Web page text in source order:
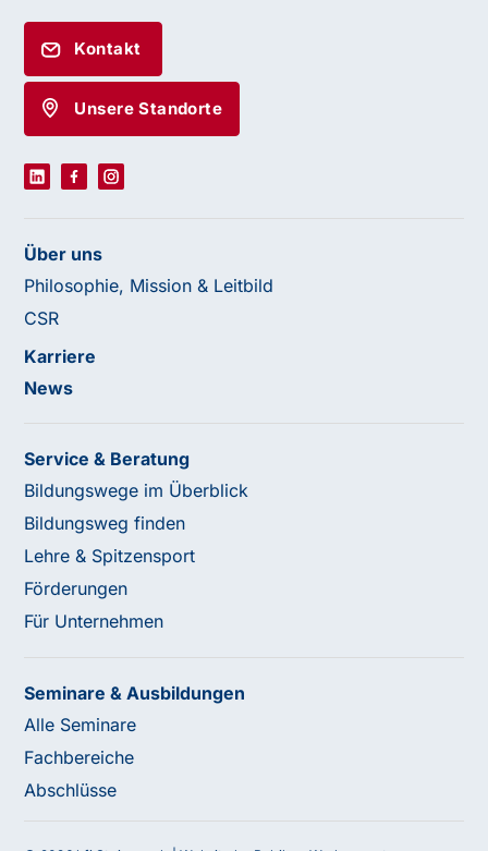
Kontakt
Unsere Standorte
Über uns
Philosophie, Mission & Leitbild
CSR
Karriere
News
Service & Beratung
Bildungswege im Überblick
Bildungsweg finden
Lehre & Spitzensport
Förderungen
Für Unternehmen
Seminare & Ausbildungen
Alle Seminare
Fachbereiche
Abschlüsse